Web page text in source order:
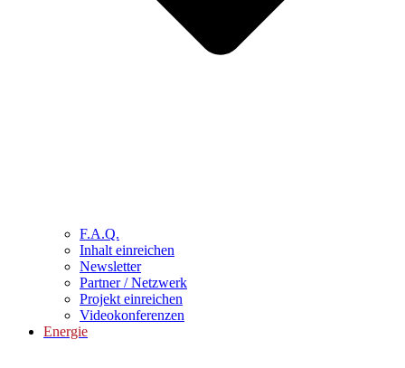
F.A.Q.
Inhalt einreichen
Newsletter
Partner / Netzwerk
Projekt einreichen
Videokonferenzen
Energie